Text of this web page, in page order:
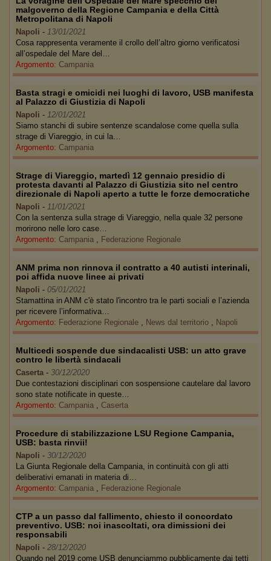
malgoverno della Regione Campania e della Città
Metropolitana di Napoli
Napoli - 13/01/2021
Cosa rappresenta veramente il crollo dell’altro giorno verificatosi
all’ospedale del Mare del…
Argomento: Campania
Basta stragi e omicidi nei luoghi di lavoro, USB manifesta
al Palazzo di Giustizia di Napoli
Napoli - 12/01/2021
Siamo stanchi di subire sentenze scandalose come quella sulla
strage di Viareggio, in cui la…
Argomento: Campania
Strage di Viareggio, martedì 12 gennaio presidio di
protesta davanti al Palazzo di Giustizia sito nel centro
direzionale di Napoli aperto a tutte le forze democratiche
Napoli - 11/01/2021
Con la sentenza sulla strage di Viareggio, nella quale 32 persone
morirono nelle loro case…
Argomento: Campania , Federazione Regionale
ANM prima non rinnova il contratto a 40 autisti interinali,
poi affida nuove linee ai privati
Napoli - 05/01/2021
Stamattina in ANM c'è stato l'incontro tra le parti sociali e l’azienda
per ricevere l’informativa…
Argomento: Federazione Regionale , News dal territorio , Napoli
Multicedi sospende due sindacalisti USB: un atto grave
contro le libertà sindacali
Caserta - 30/12/2020
Due contestazioni disciplinari con sospensione cautelare dal lavoro
sono state notificate in queste…
Argomento: Campania , Caserta
Procedure di stabilizzazione LSU Regione Campania,
USB: basta rinvii!
Napoli - 30/12/2020
La Giunta Regionale della Campania, in continuità con gli atti
deliberativi emanati in materia di…
Argomento: Campania , Federazione Regionale
CTP a un passo dal fallimento, chiesto il concordato
preventivo. USB: noi inascoltati, ora dimissioni dei
responsabili
Napoli - 28/12/2020
Quando nel 2019 come USB denunciammo pubblicamente dai tetti